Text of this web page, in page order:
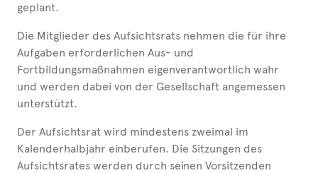
geplant.
Die Mitglieder des Aufsichtsrats nehmen die für ihre
Aufgaben erforderlichen Aus- und
Fortbildungsmaßnahmen eigenverantwortlich wahr
und werden dabei von der Gesellschaft angemessen
unterstützt.
Der Aufsichtsrat wird mindestens zweimal im
Kalenderhalbjahr einberufen. Die Sitzungen des
Aufsichtsrates werden durch seinen Vorsitzenden